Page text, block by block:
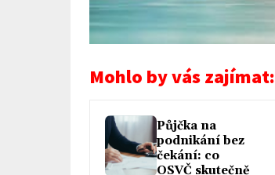
Mohlo by vás zajímat:
Půjčka na
podnikání bez
čekání: co
OSVČ skutečně